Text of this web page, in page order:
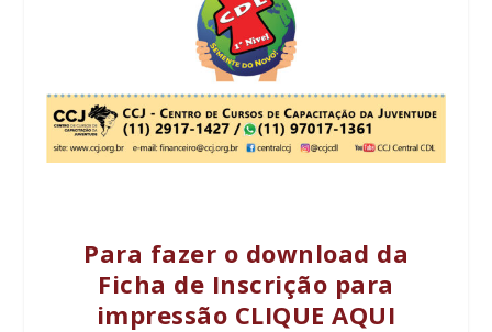
Para fazer o download da
Ficha de Inscrição para
impressão CLIQUE AQUI